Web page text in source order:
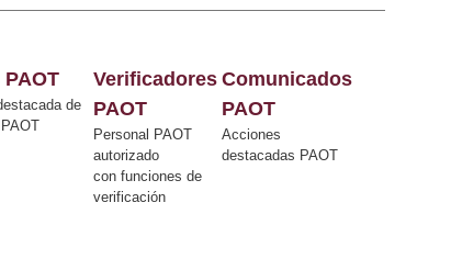
de
Verificadores
PAOT
Personal PAOT
autorizado
con funciones de
verificación
Comunicados
PAOT
Acciones
destacadas PAOT